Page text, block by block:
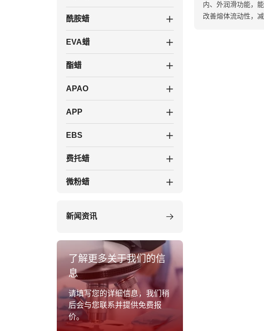
酰胺蜡
EVA蜡
酯蜡
APAO
APP
EBS
费托蜡
微粉蜡
新闻资讯
了解更多关于我们的信
息
请填写您的详细信息，我们稍
后会与您联系并提供免费报
价。
内、外润滑功能，
改善熔体流动性，